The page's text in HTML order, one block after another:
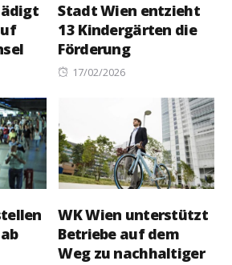
Stadt Wien entzieht
13 Kindergärten die
Förderung
Posted
17/02/2026
WK Wien unterstützt
Betriebe auf dem
Weg zu nachhaltiger